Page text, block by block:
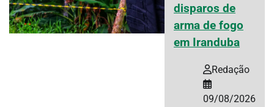
disparos de
arma de fogo
em Iranduba
Redação
09/08/2026